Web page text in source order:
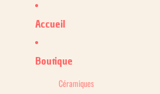
Accueil
Boutique
Céramiques